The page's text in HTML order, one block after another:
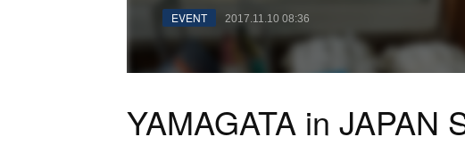
EVENT 2017.11.10 08:36
YAMAGATA in JAPAN